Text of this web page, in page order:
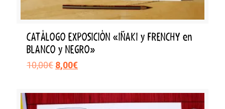
CATÁLOGO EXPOSICIÓN «IÑAKI y FRENCHY en
BLANCO y NEGRO»
10,00€ El
era:
8,00€El
es: